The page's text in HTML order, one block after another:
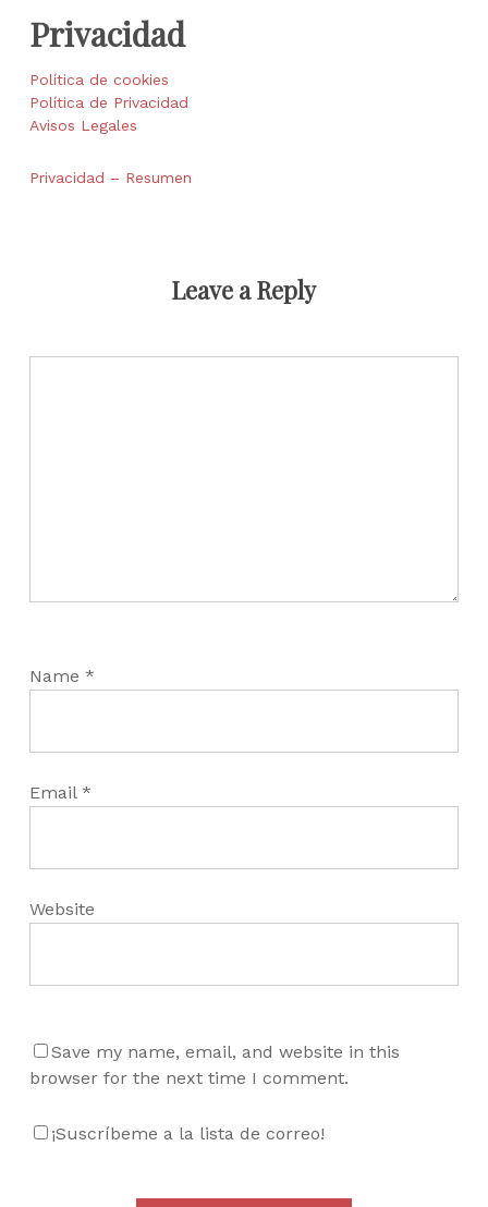
Privacidad
Política de cookies
Política de Privacidad
Avisos Legales
Privacidad – Resumen
Leave a Reply
Name *
Email *
Website
Save my name, email, and website in this
browser for the next time I comment.
¡Suscríbeme a la lista de correo!